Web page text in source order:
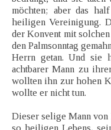
möchten; aber das
heiligen Vereinigung.
der Konvent mit solchen
den Palmsonntag
Herrn getan. Und sie
achtbarer Mann zu
wollten ihn zur hohen
wollte er nicht tun.
Dieser selige Mann